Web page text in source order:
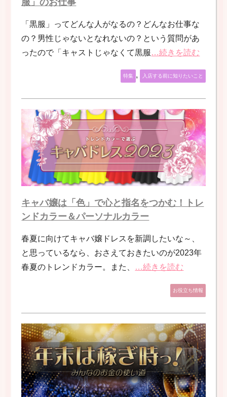
服」のお仕事
「黒服」ってどんな人がなるの？どんなお仕事な
の？男性じゃないとなれないの？という質問があ
ったので「キャストじゃなくて黒服 …続きを読む
特集 , 入店する前に知りたいこと
キャバ嬢は「色」で心と指名をつかむ！トレ
ンドカラー＆パーソナルカラー
春夏に向けてキャバ嬢ドレスを新調したいな～、
と思っているなら、おさえておきたいのが2023年
春夏のトレンドカラー。また、 …続きを読む
お役立ち情報